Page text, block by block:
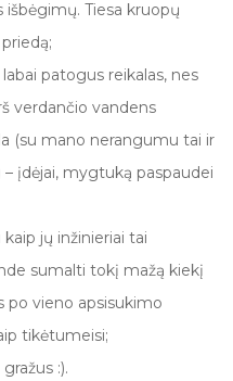
išbėgimų. Tiesa kruopų
patogus reikalas, nes
verdančio vandens
(su mano nerangumu tai ir
– įdėjai, mygtuką paspaudei
jų inžinieriai tai
sumalti tokį mažą kiekį
po vieno apsisukimo
tikėtumeisi;
:).